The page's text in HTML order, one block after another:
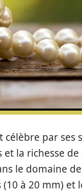
célèbre par
et la richesse
le domaine
à 20 mm) et